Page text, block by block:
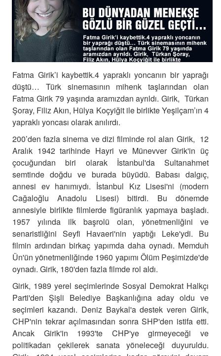
Fatma Girik’i kaybettik.4 yapraklı yoncanın bir yaprağı
düştü… Türk sinemasının mihenk taşlarından olan
Fatma Girik 79 yaşında aramızdan ayrıldı. Girik, Türkan
Şoray, Filiz Akın, Hülya Koçyiğit ile birlikte Yeşilçam’ın 4
yapraklı yoncası olarak anılırdı.
200’den fazla sinema ve dizi filminde rol alan Girik, 12
Aralık 1942 tarihinde Hayri ve Münevver Girik'in üç
çocuğundan biri olarak İstanbul'da Sultanahmet
semtinde doğdu ve burada büyüdü. Babası dalgıç,
annesi ev hanımıydı. İstanbul Kız Lisesi'ni (modern
Cağaloğlu Anadolu Lisesi) bitirdi. Bu dönemde
annesiyle birlikte filmlerde figüranlık yapmaya başladı.
1957 yılında ilk başrolü olan, yönetmenliğini ve
senaristliğini Seyfi Havaeri'nin yaptığı Leke'ydi. Bu
filmin ardından birkaç yapımda daha oynadı. Memduh
Ün'ün yönetmenliğinde 1960 yapımı Ölüm Peşimizde'de
oynadı. Girik, 180'den fazla filmde rol aldı.
Girik, 1989 yerel seçimlerinde Sosyal Demokrat Halkçı
Parti'den Şişli Belediye Başkanlığına aday oldu ve
seçimleri kazandı. Deniz Baykal'a destek veren Girik,
CHP'nin tekrar açılmasından sonra SHP'den istifa etti.
Ancak Girik'in 1993'te CHP'ye girmeyeceği ve
politikadan çekilerek sanata yöneleceği duyuruldu.